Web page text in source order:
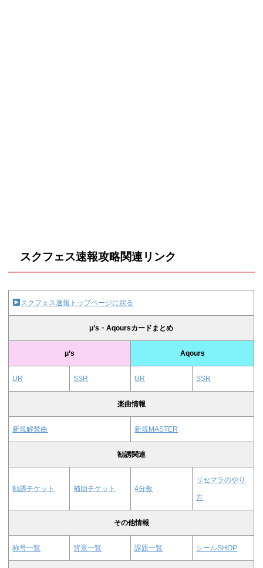
スクフェス速報攻略関連リンク
スクフェス速報トップページに戻る
μ’s・Aqoursカードまとめ
μ’s Aqours
UR SSR UR SSR
楽曲情報
新規解禁曲 新規MASTER
勧誘関連
勧誘チケット 補助チケット 4分教
リセマラのやり
方
その他情報
称号一覧 背景一覧 課題一覧 シールSHOP